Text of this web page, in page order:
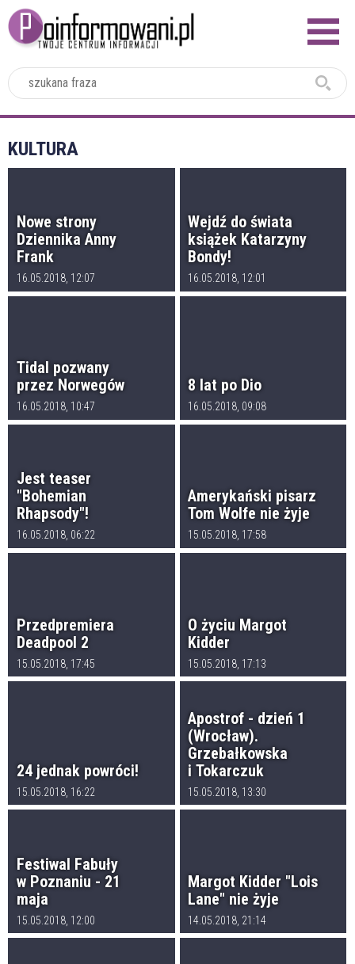
KULTURA
Nowe strony
Dziennika Anny
Frank
16.05.2018, 12:07
Wejdź do świata
książek Katarzyny
Bondy!
16.05.2018, 12:01
Tidal pozwany
przez Norwegów
16.05.2018, 10:47
8 lat po Dio
16.05.2018, 09:08
Jest teaser
"Bohemian
Rhapsody"!
16.05.2018, 06:22
Amerykański pisarz
Tom Wolfe nie żyje
15.05.2018, 17:58
Przedpremiera
Deadpool 2
15.05.2018, 17:45
O życiu Margot
Kidder
15.05.2018, 17:13
24 jednak powróci!
15.05.2018, 16:22
Apostrof - dzień 1
(Wrocław).
Grzebałkowska
i Tokarczuk
15.05.2018, 13:30
Festiwal Fabuły
w Poznaniu - 21
maja
15.05.2018, 12:00
Margot Kidder "Lois
Lane" nie żyje
14.05.2018, 21:14